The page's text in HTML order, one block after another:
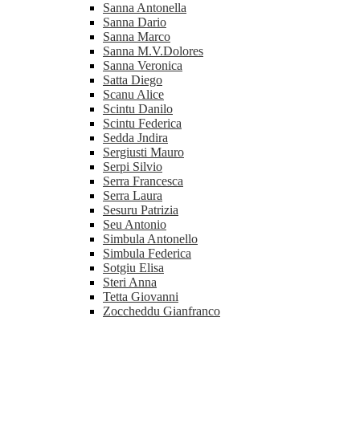
Sanna Antonella
Sanna Dario
Sanna Marco
Sanna M.V.Dolores
Sanna Veronica
Satta Diego
Scanu Alice
Scintu Danilo
Scintu Federica
Sedda Jndira
Sergiusti Mauro
Serpi Silvio
Serra Francesca
Serra Laura
Sesuru Patrizia
Seu Antonio
Simbula Antonello
Simbula Federica
Sotgiu Elisa
Steri Anna
Tetta Giovanni
Zoccheddu Gianfranco